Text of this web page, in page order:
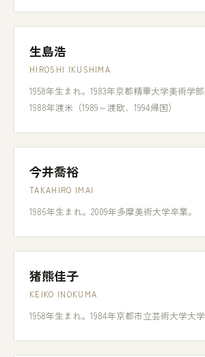
生島浩
HIROSHI IKUSHIMA
1958年生まれ。1983年京都精華大学美術学
1988年渡米（1989～渡欧、1994帰国）
今井喬裕
TAKAHIRO IMAI
1986年生まれ。2009年多摩美術大学卒業。
猪熊佳子
KEIKO INOKUMA
1958年生まれ。1984年京都市立芸術大学大学